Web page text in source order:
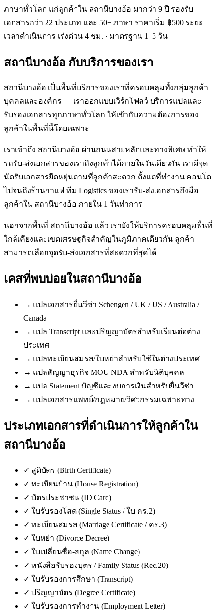
ภาษาทั่วโลก แก่ลูกค้าใน สถานีบางอ้อ มากว่า 9 ปี รองรับ
เอกสารกว่า 22 ประเภท และ 50+ ภาษา ราคาเริ่ม ฿500 ระยะ
เวลาดำเนินการ เร่งด่วน 4 ชม. · มาตรฐาน 1–3 วัน
สถานีบางอ้อ กับบริการของเรา
สถานีบางอ้อ เป็นพื้นที่บริการของเราที่ครอบคลุมทั้งกลุ่มลูกค้า
บุคคลและองค์กร — เราออกแบบเวิร์กโฟลว์ บริการแปลและ
รับรองเอกสารทุกภาษาทั่วโลก ให้เข้ากับความต้องการของ
ลูกค้าในพื้นที่นี้โดยเฉพาะ
เราเข้าถึง สถานีบางอ้อ ผ่านถนนสายหลักและทางพิเศษ ทำให้
รถรับ-ส่งเอกสารของเราถึงลูกค้าได้ภายในวันเดียวกัน เรามีจุด
นัดรับเอกสารยืดหยุ่นตามที่ลูกค้าสะดวก ตั้งแต่ที่ทำงาน คอนโด
ไปจนถึงร้านกาแฟ ทีม Logistics ของเรารับ-ส่งเอกสารถึงมือ
ลูกค้าใน สถานีบางอ้อ ภายใน 1 วันทำการ
นอกจากพื้นที่ สถานีบางอ้อ แล้ว เรายังให้บริการครอบคลุมพื้นที่
ใกล้เคียงและเขตเศรษฐกิจสำคัญในภูมิภาคเดียวกัน ลูกค้า
สามารถเลือกจุดรับ-ส่งเอกสารที่สะดวกที่สุดได้
เคสที่พบบ่อยในสถานีบางอ้อ
→ แปลเอกสารยื่นวีซ่า Schengen / UK / US / Australia /
Canada
→ แปล Transcript และปริญญาบัตรสำหรับเรียนต่อต่าง
ประเทศ
→ แปลทะเบียนสมรส/ใบหย่าสำหรับใช้ในต่างประเทศ
→ แปลสัญญาธุรกิจ MOU NDA สำหรับนิติบุคคล
→ แปล Statement บัญชีและงบการเงินสำหรับยื่นวีซ่า
→ แปลเอกสารแพทย์/กฎหมาย/วิศวกรรมเฉพาะทาง
ประเภทเอกสารที่ดำเนินการให้ลูกค้าใน
สถานีบางอ้อ
✓ สูติบัตร (Birth Certificate)
✓ ทะเบียนบ้าน (House Registration)
✓ บัตรประชาชน (ID Card)
✓ ใบรับรองโสด (Single Status / ใบ คร.2)
✓ ทะเบียนสมรส (Marriage Certificate / คร.3)
✓ ใบหย่า (Divorce Decree)
✓ ใบเปลี่ยนชื่อ-สกุล (Name Change)
✓ หนังสือรับรองบุตร / Family Status (Rec.20)
✓ ใบรับรองการศึกษา (Transcript)
✓ ปริญญาบัตร (Degree Certificate)
✓ ใบรับรองการทำงาน (Employment Letter)